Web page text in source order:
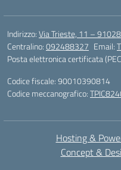
Indirizzo:Via Trieste, 11 –
Centralino:092488327 Email:
Posta elettronica certificata
Codice fiscale: 90010390814
Codice meccanografico:
Hosting &
Concept &